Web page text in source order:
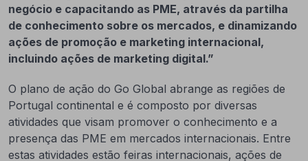
negócio e capacitando as PME, através da partilha
de conhecimento sobre os mercados, e dinamizando
ações de promoção e marketing internacional,
incluindo ações de marketing digital.”
O plano de ação do Go Global abrange as regiões de
Portugal continental e é composto por diversas
atividades que visam promover o conhecimento e a
presença das PME em mercados internacionais. Entre
estas atividades estão feiras internacionais, ações de